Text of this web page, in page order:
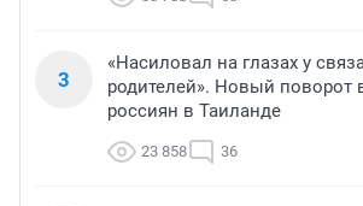
3
«Насиловал на глазах у
родителей». Новый поворот
россиян в Таиланде
23 858 36